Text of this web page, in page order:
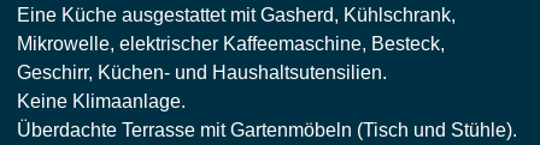
Eine Küche ausgestattet mit Gasherd, Kühlschrank,
Mikrowelle, elektrischer Kaffeemaschine, Besteck,
Geschirr, Küchen- und Haushaltsutensilien.
Keine Klimaanlage.
Überdachte Terrasse mit Gartenmöbeln (Tisch und Stühle).